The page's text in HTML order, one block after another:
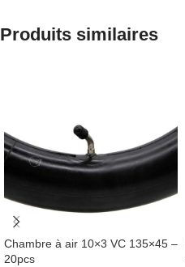
Produits similaires
Chambre à air 10×3 VC 135×45 –
20pcs